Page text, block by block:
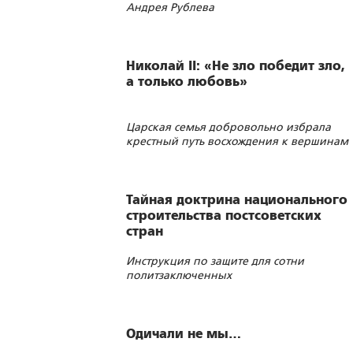
Андрея Рублева
Николай II: «Не зло победит зло,
а только любовь»
Царская семья добровольно избрала
крестный путь восхождения к вершинам
Тайная доктрина национального
строительства постсоветских
стран
Инструкция по защите для сотни
политзаключенных
Одичали не мы…